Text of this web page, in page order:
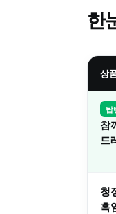
한
상
탑
참
드
청
흑